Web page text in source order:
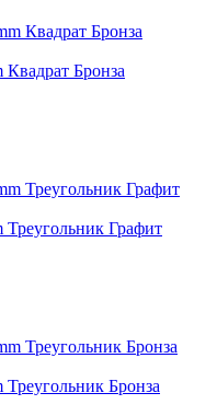
Квадрат Бронза
Треугольник Графит
Треугольник Бронза